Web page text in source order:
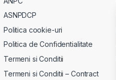
ASNPDCP
Politica cookie-uri
Politica de Confidentialitate
Termeni si Conditii
Termeni si Conditii – Contract